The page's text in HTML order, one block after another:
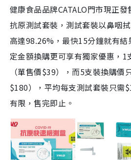
健康食品品牌CATALO門市現正
抗原測試套裝，測試套裝以鼻咽
高達98.26%，最快15分鐘就有
定金額換購更可享有獨家優惠，
（單售價$39），而5支裝換購價
$180），平均每支測試套裝只需
有限，售完即止。